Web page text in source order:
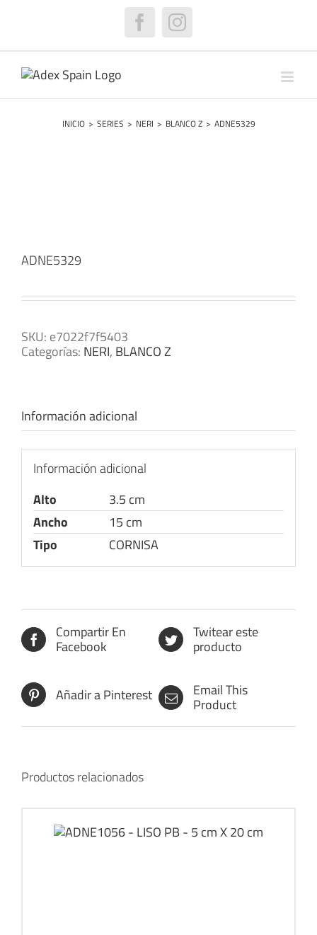
FacebookInstagram
INICIO > SERIES > NERI > BLANCO Z > ADNE5329
ADNE5329
SKU: e7022f7f5403
Categorías: NERI, BLANCO Z
Información adicional
Información adicional
Alto
3.5 cm
Ancho
15 cm
Tipo
CORNISA
Compartir En
Facebook
Twitear este
producto
Añadir a Pinterest Email This
Product
Productos relacionados